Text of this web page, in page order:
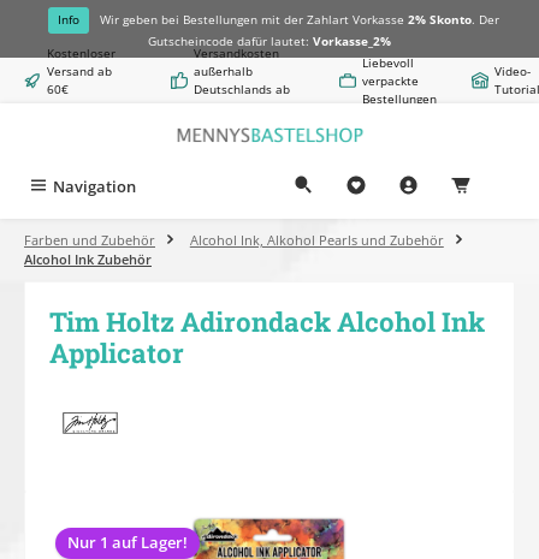
springen
Info Wir geben bei Bestellungen mit der Zahlart Vorkasse 2% Skonto. Der
Gutscheincode dafür lautet: Vorkasse_2%
Kostenloser
Versand ab
60€
Versandkosten
außerhalb
Deutschlands ab
Liebevoll
verpackte
Bestellungen
Video-
Navigation
Farben und Zubehör
Alcohol Ink, Alkohol Pearls und Zubehör
Alcohol Ink Zubehör
Tim Holtz Adirondack Alcohol Ink
Applicator
Bildergalerie überspringen
Nur 1 auf Lager!